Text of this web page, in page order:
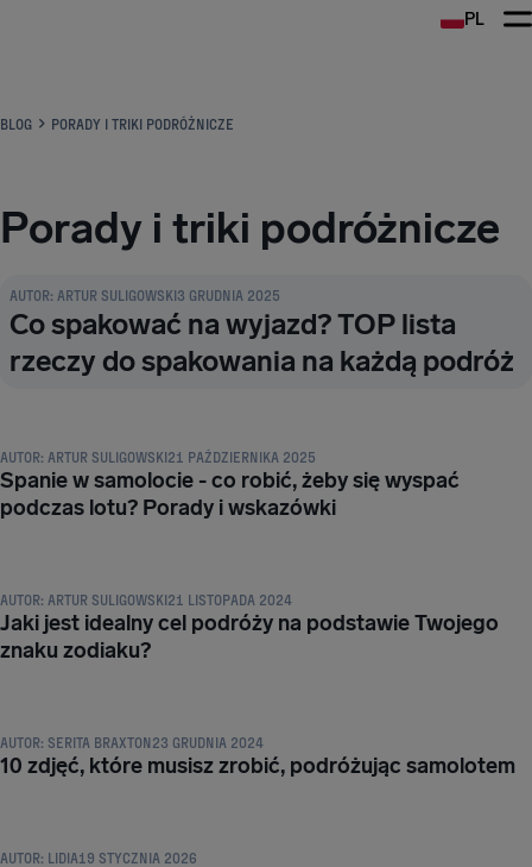
PL
BLOG PORADY I TRIKI PODRÓŻNICZE
Porady i triki podróżnicze
AUTOR: ARTUR SULIGOWSKI3 GRUDNIA 2025
Co spakować na wyjazd? TOP lista
rzeczy do spakowania na każdą podróż
AUTOR: ARTUR SULIGOWSKI21 PAŹDZIERNIKA 2025
Spanie w samolocie - co robić, żeby się wyspać
podczas lotu? Porady i wskazówki
AUTOR: ARTUR SULIGOWSKI21 LISTOPADA 2024
Jaki jest idealny cel podróży na podstawie Twojego
znaku zodiaku?
AUTOR: SERITA BRAXTON23 GRUDNIA 2024
10 zdjęć, które musisz zrobić, podróżując samolotem
AUTOR: LIDIA19 STYCZNIA 2026